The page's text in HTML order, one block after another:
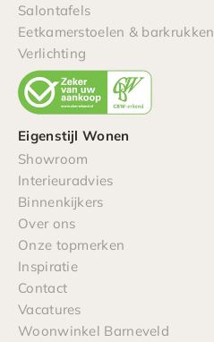
Salontafels
Eetkamerstoelen & barkrukken
Verlichting
Eigenstijl Wonen
Showroom
Interieuradvies
Binnenkijkers
Over ons
Onze topmerken
Inspiratie
Contact
Vacatures
Woonwinkel Barneveld